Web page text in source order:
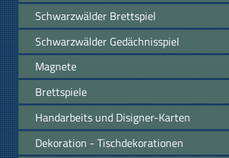
Schwarzwälder Brettspiel
Schwarzwälder Gedächnisspiel
Magnete
Brettspiele
Handarbeits und Disigner-Karten
Dekoration - Tischdekorationen